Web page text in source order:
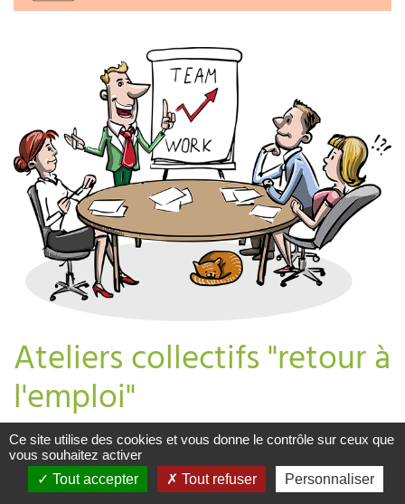
Ateliers collectifs "retour à
l'emploi"
Vous vous interrogez sur le retour à l'emploi après un
parcours de soin en cancérologie?
Ce site utilise des cookies et vous donne le contrôle sur ceux que
vous souhaitez activer
Tout accepter
Tout refuser Personnaliser